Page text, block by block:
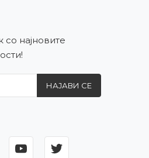
со најновите
НАЈАВИ СЕ